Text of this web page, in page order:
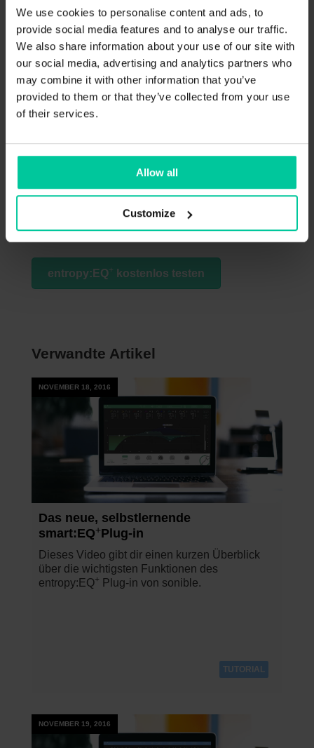
We use cookies to personalise content and ads, to
provide social media features and to analyse our traffic.
We also share information about your use of our site with
our social media, advertising and analytics partners who
may combine it with other information that you’ve
provided to them or that they’ve collected from your use
of their services.
Allow all
Customize
kommt ein zweites entropy Band zum
Einsatz. Es werden die atonalen Anteile
verstärkt (Anhebung). So zügeln wir die
Höhen, ohne dass das Audiomaterial an
Klarheit zu verliert.
entropy:EQ+ kostenlos testen
Verwandte Artikel
NOVEMBER 18, 2016
Das neue, selbstlernende
smart:EQ+Plug-in
Dieses Video gibt dir einen kurzen Überblick
über die wichtigsten Funktionen des
entropy:EQ+ Plug-in von sonible.
TUTORIAL
NOVEMBER 19, 2016